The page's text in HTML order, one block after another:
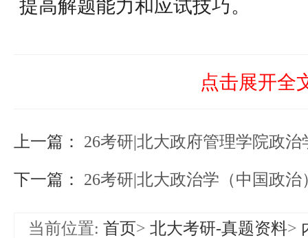
提高解题能力和应试技巧。
点，培养分析问题和解决问题的
心态，确保身心健康，以最佳状
总之，备考北大政府管理学院政
点击展开全
上一篇： 26考研|北大政府管理学院政治
下一篇： 26考研|北大政治学（中国政
当前位置: 首页> 北大考研-真题资料>